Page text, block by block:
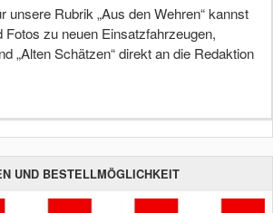
unsere Rubrik „Aus den Wehren“ kannst
Fotos zu neuen Einsatzfahrzeugen,
„Alten Schätzen“ direkt an die Redaktion
UND BESTELLMÖGLICHKEIT